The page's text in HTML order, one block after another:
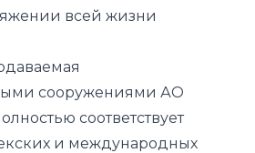
всей жизни
сооружениями АО
соответствует
и международных